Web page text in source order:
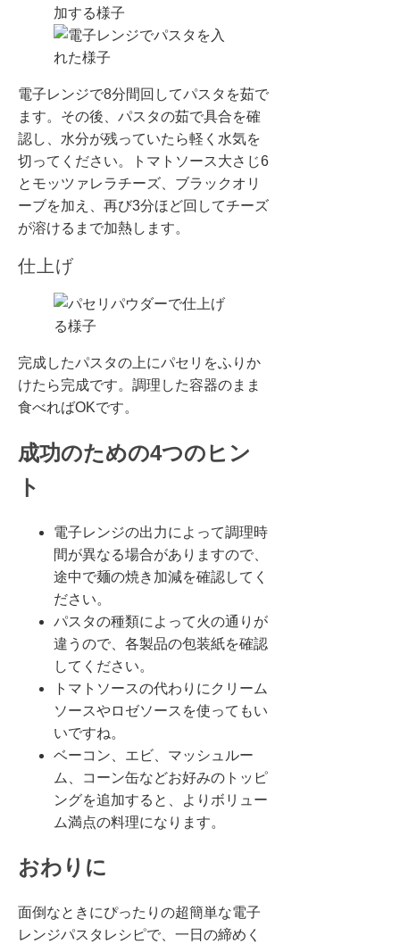
電子レンジで8分間回してパスタを茹で
ます。その後、パスタの茹で具合を確
認し、水分が残っていたら軽く水気を
切ってください。トマトソース大さじ6
とモッツァレラチーズ、ブラックオリ
ーブを加え、再び3分ほど回してチーズ
が溶けるまで加熱します。
仕上げ
完成したパスタの上にパセリをふりか
けたら完成です。調理した容器のまま
食べればOKです。
成功のための4つのヒン
ト
電子レンジの出力によって調理時
間が異なる場合がありますので、
途中で麺の焼き加減を確認してく
ださい。
パスタの種類によって火の通りが
違うので、各製品の包装紙を確認
してください。
トマトソースの代わりにクリーム
ソースやロゼソースを使ってもい
いですね。
ベーコン、エビ、マッシュルー
ム、コーン缶などお好みのトッピ
ングを追加すると、よりボリュー
ム満点の料理になります。
おわりに
面倒なときにぴったりの超簡単な電子
レンジパスタレシピで、一日の締めく